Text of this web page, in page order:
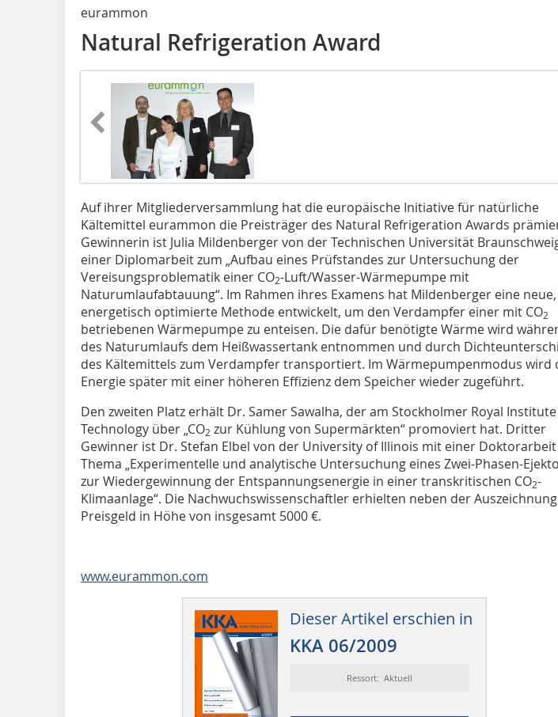
eurammon
Natural Refrigeration Award
Auf ihrer Mitgliederversammlung hat die europäische Initiative für natürliche
Kältemittel eurammon die Preisträger des Natural Refrigeration Awards
Gewinnerin ist Julia Mildenberger von der Technischen Universität
einer Diplomarbeit zum „Aufbau eines Prüfstandes zur Untersuchung der
Vereisungsproblematik einer CO2-Luft/Wasser-Wärmepumpe mit
Naturumlaufabtauung“. Im Rahmen ihres Examens hat Mildenberger eine neue,
energetisch optimierte Methode entwickelt, um den Verdampfer einer mit CO2
betriebenen Wärmepumpe zu enteisen. Die dafür benötigte Wärme wird
des Naturumlaufs dem Heißwassertank entnommen und durch
des Kältemittels zum Verdampfer transportiert. Im Wärmepumpenmodus wird
Energie später mit einer höheren Effizienz dem Speicher wieder zugeführt.
Den zweiten Platz erhält Dr. Samer Sawalha, der am Stockholmer Royal
Technology über „CO2 zur Kühlung von Supermärkten“ promoviert hat. Dritter
Gewinner ist Dr. Stefan Elbel von der University of Illinois mit einer
Thema „Expe­rimentelle und analytische Untersuchung eines Zwei-Phasen-
zur Wiedergewinnung der Entspannungsenergie in einer transkritischen CO2-
Klimaanlage“. Die Nachwuchswissenschaftler erhielten neben der
Preisgeld in Höhe von insgesamt 5000 €.
www.eurammon.com
Dieser Artikel erschien in
KKA 06/2009
Ressort: Aktuell